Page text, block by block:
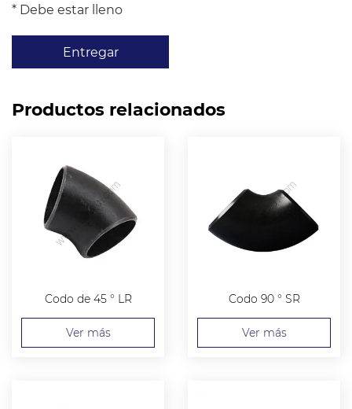
* Debe estar lleno
Entregar
Productos relacionados
Codo de 45 ° LR
Ver más
Codo 90 ° SR
Ver más